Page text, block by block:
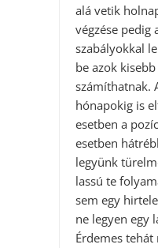
alá vetik
végzése pedig
szabályokkal
be azok
számíthatnak.
hónapokig is
esetben a
esetben
legyünk
lassú te
sem egy
ne legyen egy
Érdemes